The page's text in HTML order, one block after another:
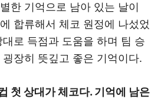
한 기억으로 남아 있는 날이
합류해서 체코 원정에 나섰었
로 득점과 도움을 하며 팀 승
장히 뜻깊고 좋은 기억이다.
첫 상대가 체코다. 기억에 남은